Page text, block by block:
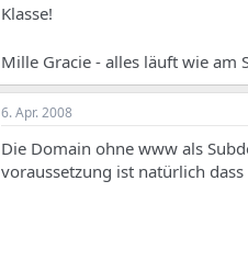
Klasse!
Mille Gracie - alles läuft wie am
6. Apr. 2008
Die Domain ohne www als
voraussetzung ist natürlich